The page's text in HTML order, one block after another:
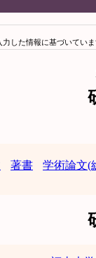
した情報に基づいてい
著書 学術論文(